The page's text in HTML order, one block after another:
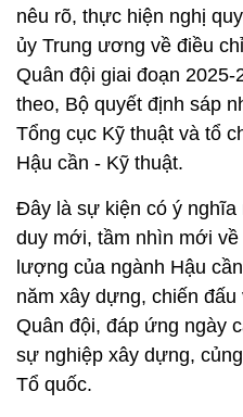
nêu rõ, thực hiện nghị
ủy Trung ương về điều
Quân đội giai đoạn
theo, Bộ quyết định sáp
Tổng cục Kỹ thuật và tổ
Hậu cần - Kỹ thuật.
Đây là sự kiện có ý nghĩa
duy mới, tầm nhìn mới
lượng của ngành Hậu
năm xây dựng, chiến
Quân đội, đáp ứng ngày
sự nghiệp xây dựng,
Tổ quốc.